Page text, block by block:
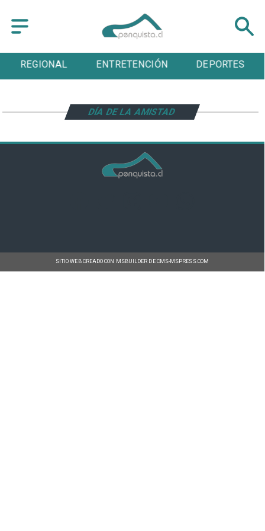
REGIONAL ENTRETENCIÓN DEPORTES
DÍA DE LA AMISTAD
SITIO WEB CREADO CON MSBUILDER DE CMS-MSPRESS.COM